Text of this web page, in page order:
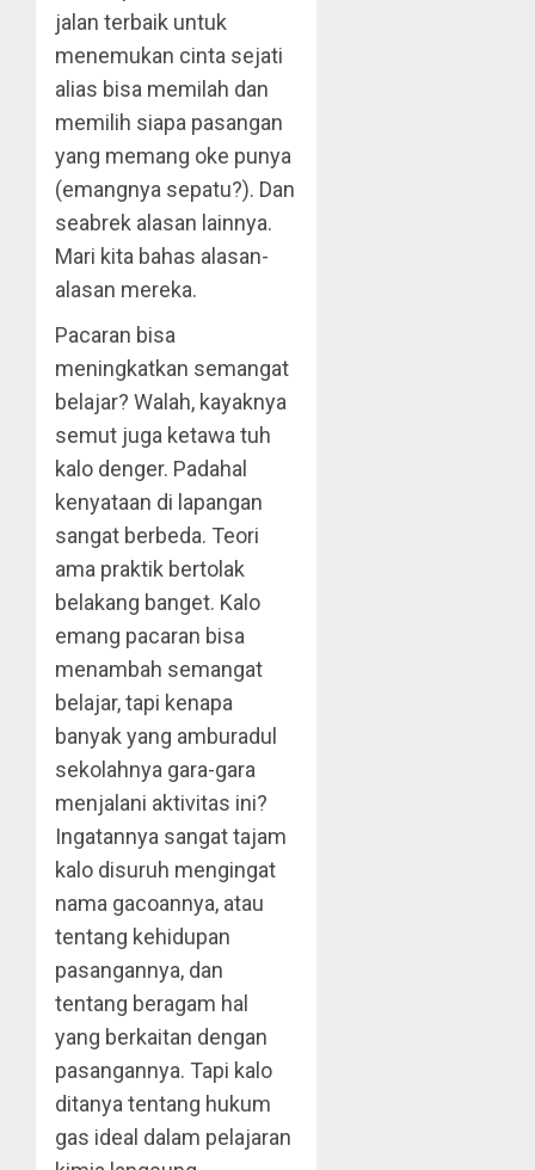
jalan terbaik untuk
menemukan cinta sejati
alias bisa memilah dan
memilih siapa pasangan
yang memang oke punya
(emangnya sepatu?). Dan
seabrek alasan lainnya.
Mari kita bahas alasan-
alasan mereka.
Pacaran bisa
meningkatkan semangat
belajar? Walah, kayaknya
semut juga ketawa tuh
kalo denger. Padahal
kenyataan di lapangan
sangat berbeda. Teori
ama praktik bertolak
belakang banget. Kalo
emang pacaran bisa
menambah semangat
belajar, tapi kenapa
banyak yang amburadul
sekolahnya gara-gara
menjalani aktivitas ini?
Ingatannya sangat tajam
kalo disuruh mengingat
nama gacoannya, atau
tentang kehidupan
pasangannya, dan
tentang beragam hal
yang berkaitan dengan
pasangannya. Tapi kalo
ditanya tentang hukum
gas ideal dalam pelajaran